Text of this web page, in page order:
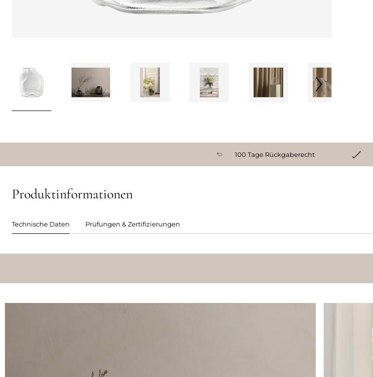
100 Tage Rückgaberecht
Produktinformationen
Technische Daten Prüfungen & Zertifizierungen